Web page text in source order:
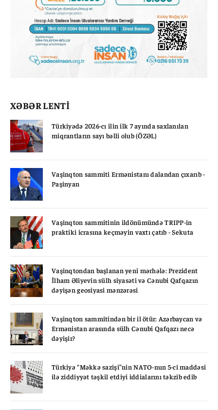
XƏBƏR LENTİ
Türkiyədə 2026-cı ilin ilk 7 ayında saxlanılan
miqrantların sayı bəlli olub (ÖZƏL)
Vaşinqton sammiti Ermənistanı dalandan çıxarıb -
Paşinyan
Vaşinqton sammitinin ildönümündə TRIPP-in
praktiki icrasına keçməyin vaxtı çatıb - Sekuta
Vaşinqtondan başlanan yeni mərhələ: Prezident
İlham Əliyevin sülh siyasəti və Cənubi Qafqazın
dəyişən geosiyasi mənzərəsi
Vaşinqton sammitindən bir il ötür: Azərbaycan və
Ermənistan arasında sülh Cənubi Qafqazı necə
dəyişir?
Türkiyə “Məkkə sazişi”nin NATO-nun 5-ci maddəsi
ilə ziddiyyət təşkil etdiyi iddialarını təkzib edib